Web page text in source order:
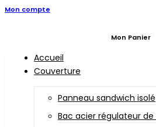
Mon compte
Mon Panier
Accueil
Couverture
Panneau sandwich isolé
Bac acier régulateur